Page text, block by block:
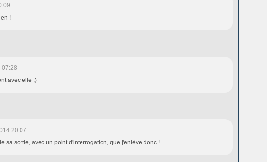
!
07:28
avec elle ;)
20:07
sa sortie, avec un point d'interrogation, que j'enlève donc !